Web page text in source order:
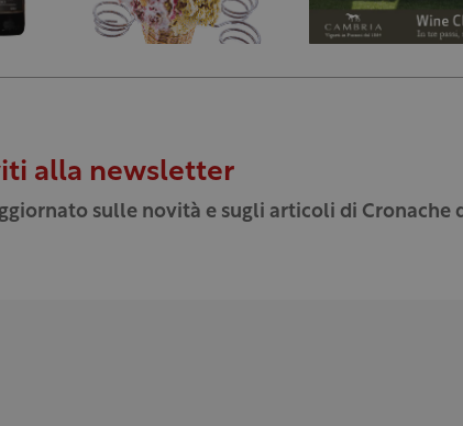
alla newsletter
sulle novità e sugli articoli di Cronache